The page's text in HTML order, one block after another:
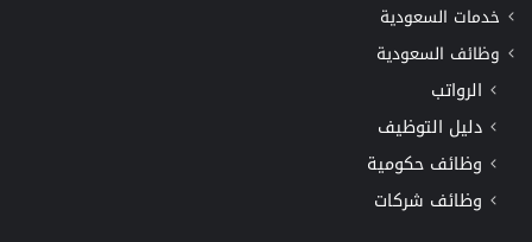
خدمات السعودية
وظائف السعودية
الرواتب
دليل التوظيف
وظائف حكومية
وظائف شركات